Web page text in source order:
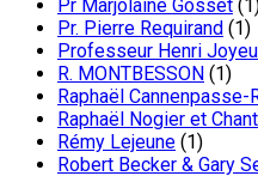
Pr Marjolaine Gosset
Pr. Pierre Requirand (1)
Professeur Henri
R. MONTBESSON (1)
Raphaël Cannenpasse-
Raphaël Nogier et
Rémy Lejeune (1)
Robert Becker & Gary